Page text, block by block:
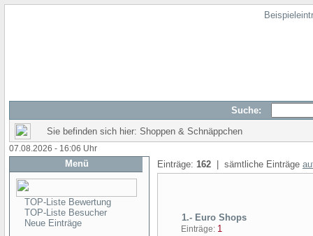
Suche:
Sie befinden sich hier: Shoppen & Schnäppchen
07.08.2026 - 16:06 Uhr
Menü
TOP-Liste Bewertung
TOP-Liste Besucher
Neue Einträge
Einträge: 162 | sämtliche Einträge
1.- Euro Shops
Einträge: 1